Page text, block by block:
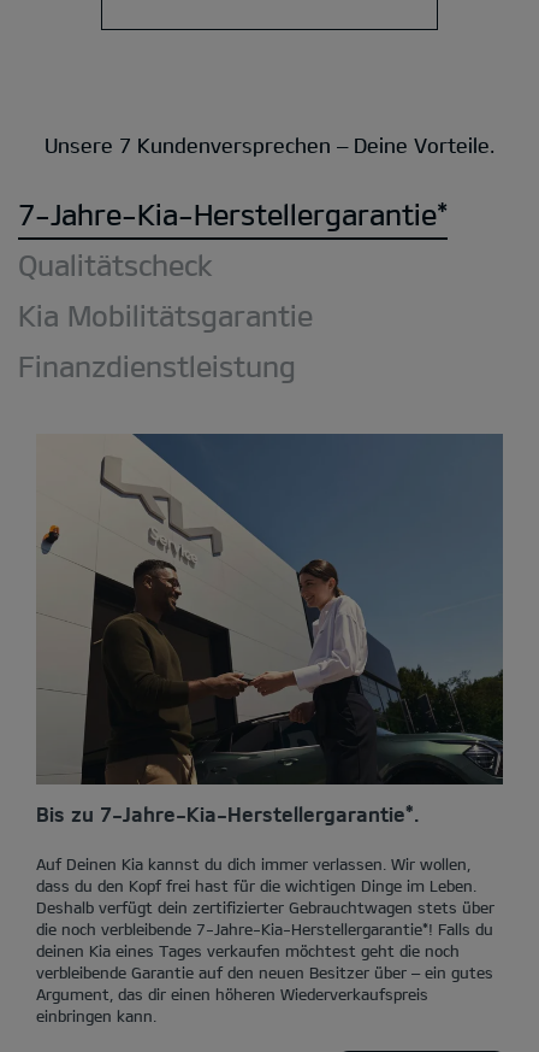
Unsere 7 Kundenversprechen – Deine Vorteile.
7-Jahre-Kia-Herstellergarantie*
Qualitätscheck
Kia Mobilitätsgarantie
Finanzdienstleistung
Bis zu 7-Jahre-Kia-Herstellergarantie*.
Auf Deinen Kia kannst du dich immer verlassen. Wir wollen,
dass du den Kopf frei hast für die wichtigen Dinge im Leben.
Deshalb verfügt dein zertifizierter Gebrauchtwagen stets über
die noch verbleibende 7-Jahre-Kia-Herstellergarantie*! Falls du
deinen Kia eines Tages verkaufen möchtest geht die noch
verbleibende Garantie auf den neuen Besitzer über – ein gutes
Argument, das dir einen höheren Wiederverkaufspreis
einbringen kann.